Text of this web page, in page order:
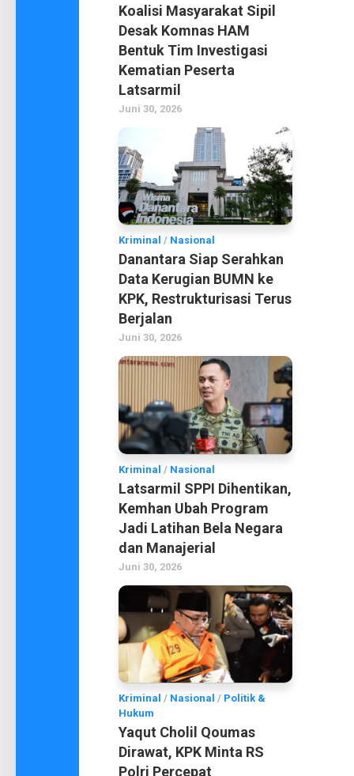
Koalisi Masyarakat Sipil
Desak Komnas HAM
Bentuk Tim Investigasi
Kematian Peserta
Latsarmil
Juni 30, 2026
Kriminal / Nasional
Danantara Siap Serahkan
Data Kerugian BUMN ke
KPK, Restrukturisasi Terus
Berjalan
Juni 30, 2026
Kriminal / Nasional
Latsarmil SPPI Dihentikan,
Kemhan Ubah Program
Jadi Latihan Bela Negara
dan Manajerial
Juni 30, 2026
Kriminal / Nasional / Politik &
Hukum
Yaqut Cholil Qoumas
Dirawat, KPK Minta RS
Polri Percepat